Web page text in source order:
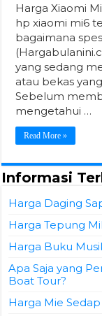
Harga Xiaomi
hp xiaomi mi6
bagaimana
yang sedang
atau bekas
Sebelum
mengetahui …
Read More »
Informasi
Harga Daging
Harga Tepung
Harga Buku
Apa Saja yang
Boat Tour?
Harga Mie